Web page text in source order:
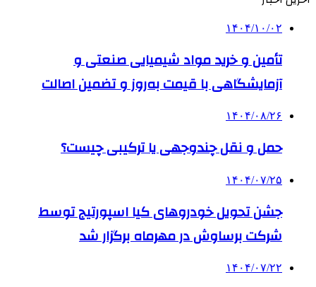
۱۴۰۴/۱۰/۰۲
تأمین و خرید مواد شیمیایی صنعتی و
آزمایشگاهی با قیمت به‌روز و تضمین اصالت
۱۴۰۴/۰۸/۲۶
حمل و نقل چندوجهی یا ترکیبی چیست؟
۱۴۰۴/۰۷/۲۵
جشن تحویل خودروهای کیا اسپورتیج توسط
شرکت برساوش در مهرماه برگزار شد
۱۴۰۴/۰۷/۲۲